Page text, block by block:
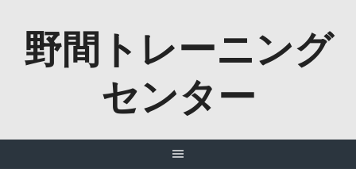
content野間トレーニング
センター